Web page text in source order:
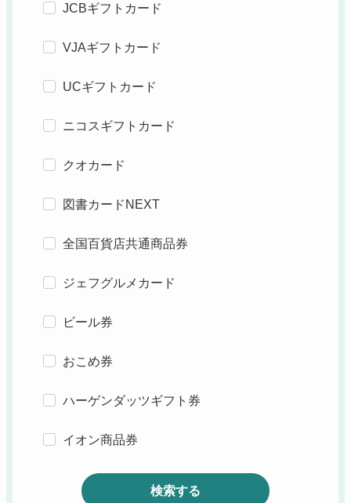
JCBギフトカード
VJAギフトカード
UCギフトカード
ニコスギフトカード
クオカード
図書カードNEXT
全国百貨店共通商品券
ジェフグルメカード
ビール券
おこめ券
ハーゲンダッツギフト券
イオン商品券
検索する